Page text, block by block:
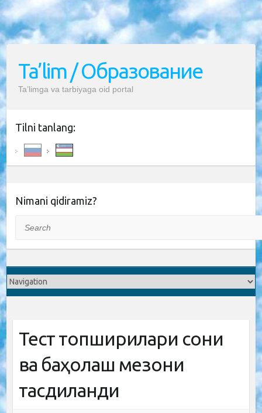
Ta’lim / Образование
Ta’limga va tarbiyaga oid portal
Tilni tanlang:
Nimani qidiramiz?
Тест топшириқлари сони
ва баҳолаш мезони
тасдиқланди